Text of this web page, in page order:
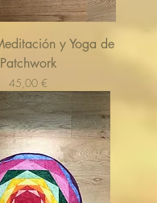
y Yoga de
Patchwork
Cena
45,00 €